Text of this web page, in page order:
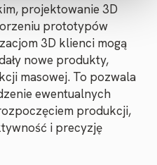
projektowanie 3D
prototypów
3D klienci mogą
nowe produkty,
masowej. To pozwala
ewentualnych
produkcji,
i precyzję